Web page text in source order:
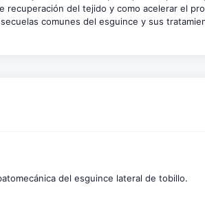
recuperación del tejido y como acelerar el
comunes del esguince y sus
del esguince lateral de tobillo.